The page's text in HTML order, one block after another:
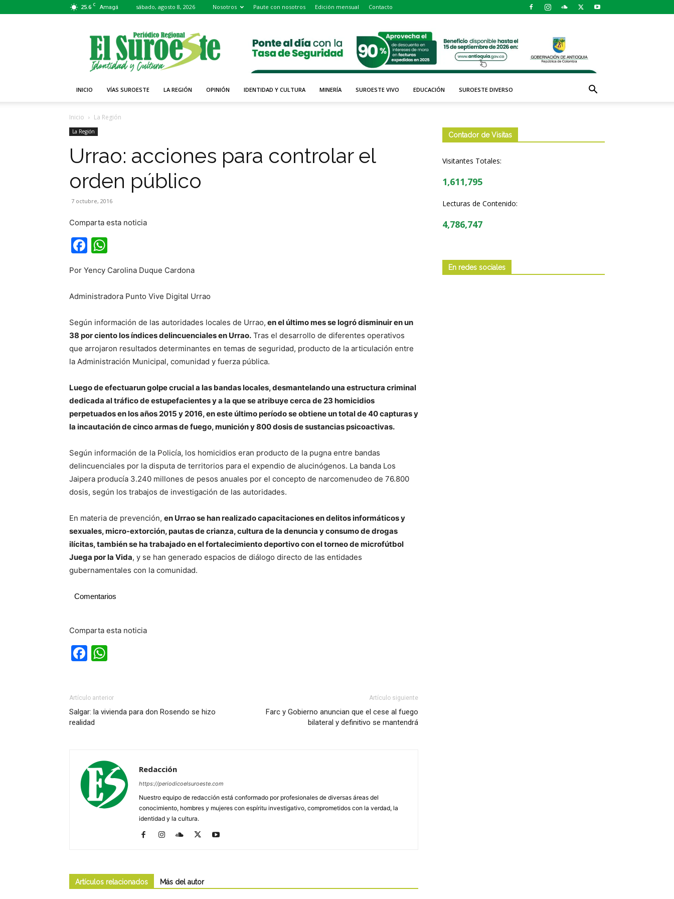
25.6 C Amagá sábado, agosto 8, 2026 Nosotros Paute con nosotros Edición mensual Contacto
Periódico
El
Suroeste
INICIO VÍAS SUROESTE LA REGIÓN OPINIÓN IDENTIDAD Y CULTURA MINERÍA SUROESTE VIVO EDUCACIÓN SUROESTE DIVERSO
Inicio La Región
La Región
Urrao: acciones para controlar el
orden público
7 octubre, 2016
Comparta esta noticia
Facebook
Por Yency Carolina Duque Cardona
Administradora Punto Vive Digital Urrao
Según información de las autoridades locales de Urrao, en el último mes se logró disminuir en un
38 por ciento los índices delincuenciales en Urrao. Tras el desarrollo de diferentes operativos
que arrojaron resultados determinantes en temas de seguridad, producto de la articulación entre
la Administración Municipal, comunidad y fuerza pública.
Luego de efectuarun golpe crucial a las bandas locales, desmantelando una estructura criminal
dedicada al tráfico de estupefacientes y a la que se atribuye cerca de 23 homicidios
perpetuados en los años 2015 y 2016, en este último período se obtiene un total de 40 capturas y
la incautación de cinco armas de fuego, munición y 800 dosis de sustancias psicoactivas.
Según información de la Policía, los homicidios eran producto de la pugna entre bandas
delincuenciales por la disputa de territorios para el expendio de alucinógenos. La banda Los
Jaipera producía 3.240 millones de pesos anuales por el concepto de narcomenudeo de 76.800
dosis, según los trabajos de investigación de las autoridades.
En materia de prevención, en Urrao se han realizado capacitaciones en delitos informáticos y
sexuales, micro-extorción, pautas de crianza, cultura de la denuncia y consumo de drogas
ilícitas, también se ha trabajado en el fortalecimiento deportivo con el torneo de microfútbol
Juega por la Vida, y se han generado espacios de diálogo directo de las entidades
gubernamentales con la comunidad.
Comentarios
Comparta esta noticia
Facebook
Artículo anterior
Salgar: la vivienda para don Rosendo se hizo
realidad
Artículo siguiente
Farc y Gobierno anuncian que el cese al fuego
bilateral y definitivo se mantendrá
Redacción
https://periodicoelsuroeste.com
Nuestro equipo de redacción está conformado por profesionales de diversas áreas del
conocimiento, hombres y mujeres con espíritu investigativo, comprometidos con la verdad, la
identidad y la cultura.
Artículos relacionados Más del autor
Contador de Visitas
Visitantes Totales:
1,611,795
Lecturas de Contenido:
4,786,747
En redes sociales